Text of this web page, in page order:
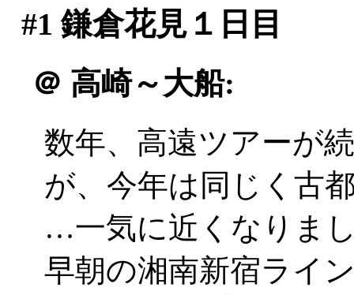
#1 鎌倉花見１日目
＠ 高崎～大船:
数年、高遠ツアーが
が、今年は同じく古
…一気に近くなりま
早朝の湘南新宿ライ